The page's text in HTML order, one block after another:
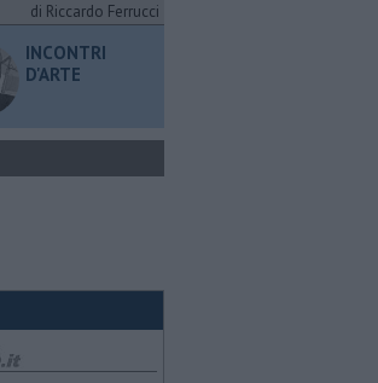
di Riccardo Ferrucci
INCONTRI
D'ARTE